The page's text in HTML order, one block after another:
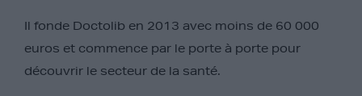
Il fonde Doctolib en 2013 avec moins de 60 000
euros et commence par le porte à porte pour
découvrir le secteur de la santé.